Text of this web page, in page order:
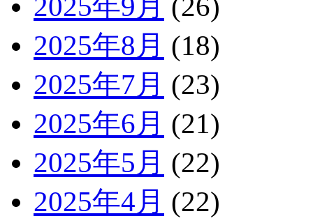
2025年8月 (18)
2025年7月 (23)
2025年6月 (21)
2025年5月 (22)
2025年4月 (22)